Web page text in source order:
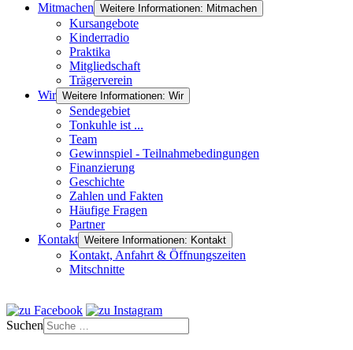
Mitmachen Weitere Informationen: Mitmachen
Kursangebote
Kinderradio
Praktika
Mitgliedschaft
Trägerverein
Wir Weitere Informationen: Wir
Sendegebiet
Tonkuhle ist ...
Team
Gewinnspiel - Teilnahmebedingungen
Finanzierung
Geschichte
Zahlen und Fakten
Häufige Fragen
Partner
Kontakt Weitere Informationen: Kontakt
Kontakt, Anfahrt & Öffnungszeiten
Mitschnitte
Suchen